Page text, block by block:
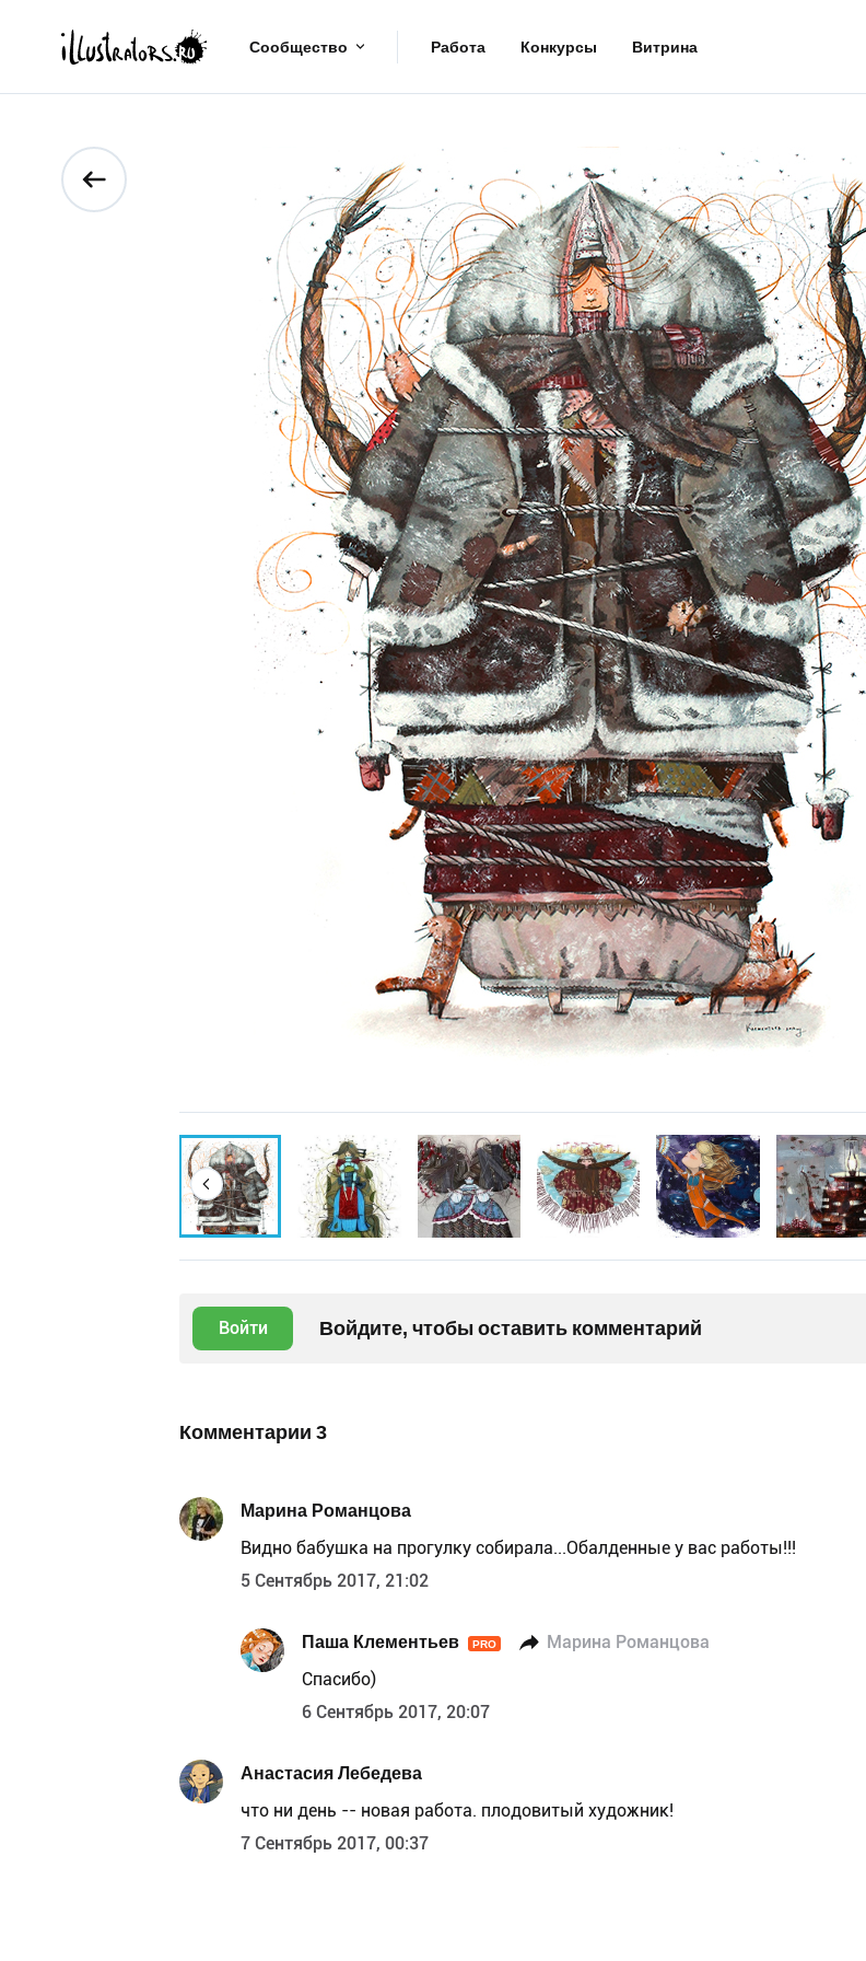
Сообщество Работа Конкурсы Витрина
Войти Войдите, чтобы оставить комментарий
Комментарии 3
Марина Романцова
Видно бабушка на прогулку собирала...Обалденные у вас работы!!!
5 Сентябрь 2017, 21:02
Паша Клементьев PRO Марина Романцова
Спасибо)
6 Сентябрь 2017, 20:07
Анастасия Лебедева
что ни день -- новая работа. плодовитый художник!
7 Сентябрь 2017, 00:37